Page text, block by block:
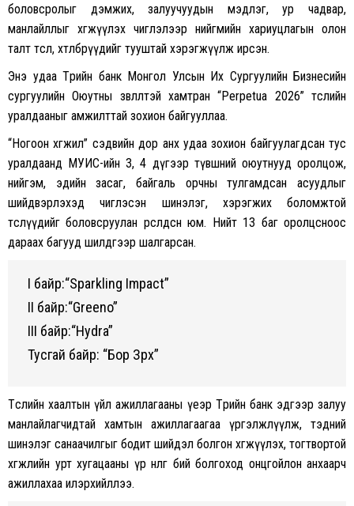
боловсролыг дэмжих, залуучуудын мэдлэг, ур чадвар,
манлайллыг хөгжүүлэх чиглэлээр нийгмийн хариуцлагын олон
талт төсөл, хөтөлбөрүүдийг тууштай хэрэгжүүлж ирсэн.
Энэ удаа Төрийн банк Монгол Улсын Их Сургуулийн Бизнесийн
сургуулийн Оюутны зөвлөлтэй хамтран “Perpetua 2026” төслийн
уралдааныг амжилттай зохион байгууллаа.
“Ногоон хөгжил” сэдвийн дор анх удаа зохион байгуулагдсан тус
уралдаанд МУИС-ийн 3, 4 дүгээр түвшний оюутнууд оролцож,
нийгэм, эдийн засаг, байгаль орчны тулгамдсан асуудлыг
шийдвэрлэхэд чиглэсэн шинэлэг, хэрэгжих боломжтой
төслүүдийг боловсруулан өрсөлдсөн юм. Нийт 13 баг оролцсноос
дараах багууд шилдгээр шалгарсан.
I байр:“Sparkling Impact”
II байр:“Greeno”
III байр:“Hydra”
Тусгай байр: “Бор Зүрх”
Төслийн хаалтын үйл ажиллагааны үеэр Төрийн банк эдгээр залуу
манлайлагчидтай хамтын ажиллагаагаа үргэлжлүүлж, тэдний
шинэлэг санаачилгыг бодит шийдэл болгон хөгжүүлэх, тогтвортой
хөгжлийн урт хугацааны үр нөлөөг бий болгоход онцгойлон анхаарч
ажиллахаа илэрхийллээ.